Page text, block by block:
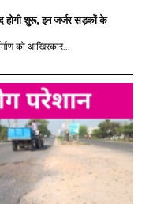
होगी शुरू, इन जर्जर सड़कों के
को आखिरकार...